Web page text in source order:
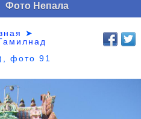
Фото Непала
➤
фото 91